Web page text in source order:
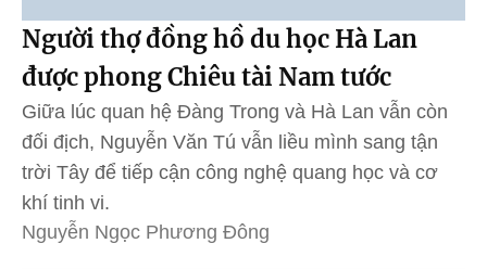
Người thợ đồng hồ du học Hà Lan
được phong Chiêu tài Nam tước
Giữa lúc quan hệ Đàng Trong và Hà Lan vẫn còn
đối địch, Nguyễn Văn Tú vẫn liều mình sang tận
trời Tây để tiếp cận công nghệ quang học và cơ
khí tinh vi.
Nguyễn Ngọc Phương Đông